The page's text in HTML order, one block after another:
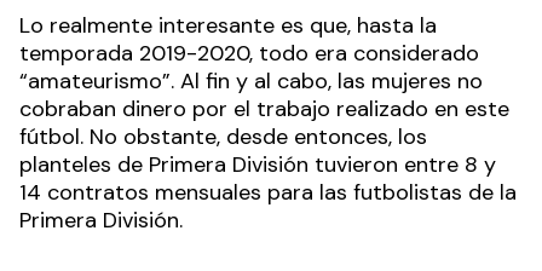
Lo realmente interesante es que, hasta la
temporada 2019-2020, todo era considerado
“amateurismo”. Al fin y al cabo, las mujeres no
cobraban dinero por el trabajo realizado en este
fútbol. No obstante, desde entonces, los
planteles de Primera División tuvieron entre 8 y
14 contratos mensuales para las futbolistas de la
Primera División.